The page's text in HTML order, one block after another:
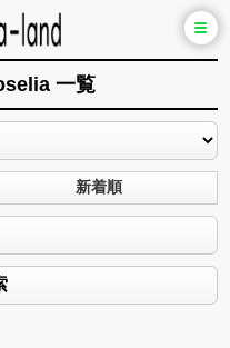
一覧
新着順